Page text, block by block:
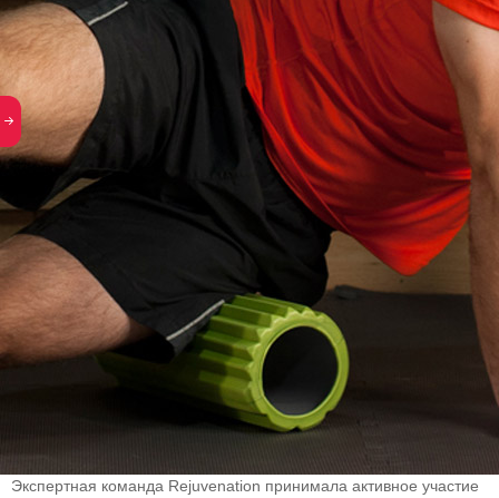
Экспертная команда Rejuvenation принимала активное участие